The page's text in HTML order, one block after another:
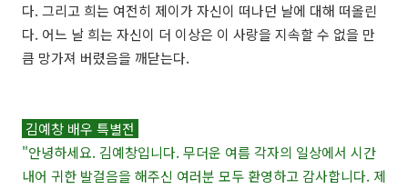
다. 그리고 희는 여전히 제이가 자신이 떠나던 날에 대해 떠올린
다. 어느 날 희는 자신이 더 이상은 이 사랑을 지속할 수 없을 만
큼 망가져 버렸음을 깨닫는다.
김예창 배우 특별전
"안녕하세요. 김예창입니다. 무더운 여름 각자의 일상에서 시간
내어 귀한 발걸음을 해주신 여러분 모두 환영하고 감사합니다. 제